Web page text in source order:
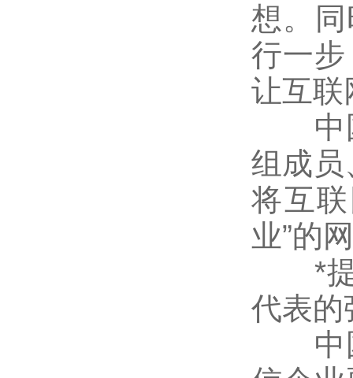
想。
行一
让互联
中国
组成员
将互
业”的
*提
代表的
中国